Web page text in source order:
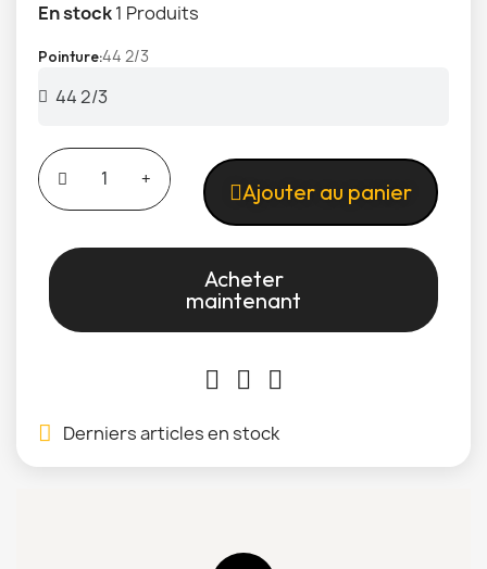
En stock1 Produits
Pointure44 2/3
Ajouter au panier
Acheter
maintenant
Derniers articles en stock